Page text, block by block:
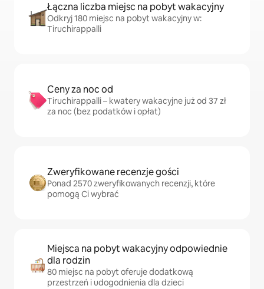
Łączna liczba miejsc na pobyt wakacyjny
Odkryj 180 miejsc na pobyt wakacyjny w:
Tiruchirappalli
Ceny za noc od
Tiruchirappalli – kwatery wakacyjne już od 37 zł
za noc (bez podatków i opłat)
Zweryfikowane recenzje gości
Ponad 2570 zweryfikowanych recenzji, które
pomogą Ci wybrać
Miejsca na pobyt wakacyjny odpowiednie
dla rodzin
80 miejsc na pobyt oferuje dodatkową
przestrzeń i udogodnienia dla dzieci